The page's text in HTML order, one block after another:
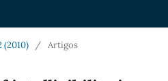
(2010) / Artigos